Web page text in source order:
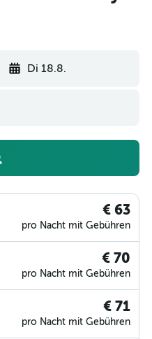
Di 18.8.
€ 63
pro Nacht mit Gebühren
€ 70
pro Nacht mit Gebühren
€ 71
pro Nacht mit Gebühren